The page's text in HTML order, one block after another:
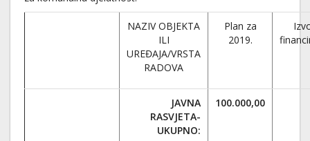
NAZIV OBJEKTA
ILI
UREĐAJA/VRSTA
RADOVA
Plan za
2019.
JAVNA
RASVJETA-
UKUPNO:
100.000,00